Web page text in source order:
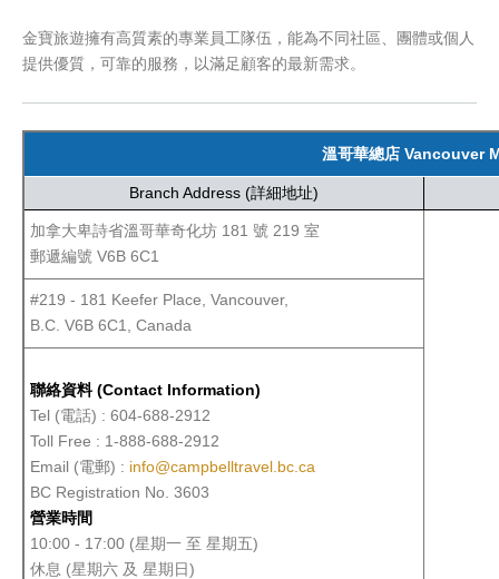
金寶旅遊擁有高質素的專業員工隊伍，能為不同社區、團體或個人
提供優質，可靠的服務，以滿足顧客的最新需求。
溫哥華總店 Vancouver
Branch Address (詳細地址)
加拿大卑詩省溫哥華奇化坊 181 號 219 室
郵遞編號 V6B 6C1
#219 - 181 Keefer Place, Vancouver,
B.C. V6B 6C1, Canada
聯絡資料 (Contact Information)
Tel (電話) : 604-688-2912
Toll Free : 1-888-688-2912
Email (電郵) : info@campbelltravel.bc.ca
BC Registration No. 3603
營業時間
10:00 - 17:00 (星期一 至 星期五)
休息 (星期六 及 星期日)